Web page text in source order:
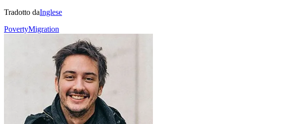
Tradotto daInglese
PovertyMigration